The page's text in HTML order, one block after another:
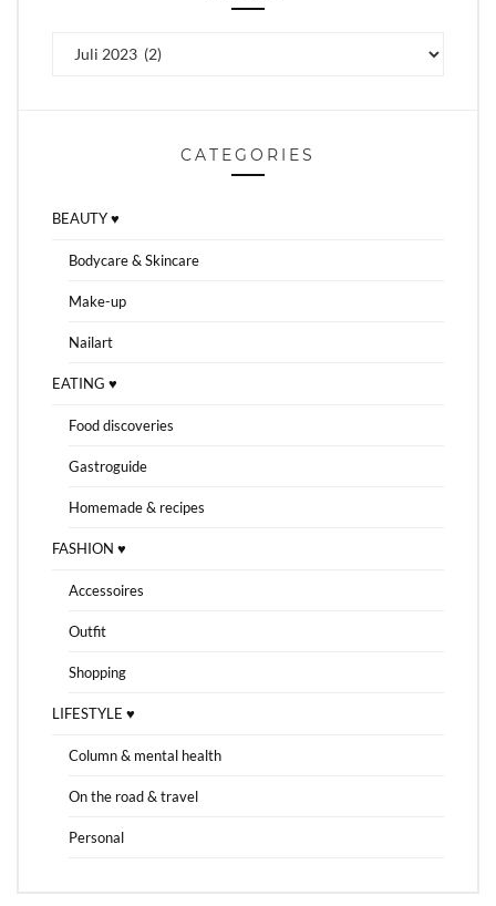
CATEGORIES
BEAUTY ♥
Bodycare & Skincare
Make-up
Nailart
EATING ♥
Food discoveries
Gastroguide
Homemade & recipes
FASHION ♥
Accessoires
Outfit
Shopping
LIFESTYLE ♥
Column & mental health
On the road & travel
Personal